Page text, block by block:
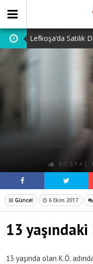
Lefkoşa’da Satılık
Dedektiflik: Gizli
Dijital Ürün
Ucuz Hazır
Discover the
SOSYAL
Güncel 6 Ekim 2017
13
13 yaşında olan K.Ö.